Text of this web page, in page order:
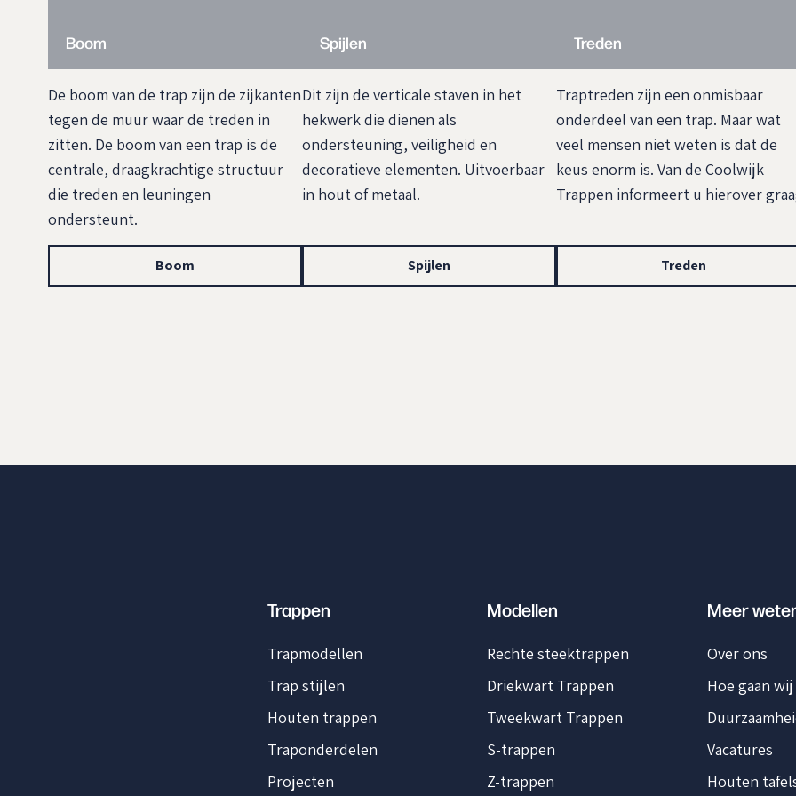
Boom
De boom van de trap zijn de zijkanten
tegen de muur waar de treden in
zitten. De boom van een trap is de
centrale, draagkrachtige structuur
die treden en leuningen
ondersteunt.
Boom
Spijlen
Dit zijn de verticale staven in het
hekwerk die dienen als
ondersteuning, veiligheid en
decoratieve elementen. Uitvoerbaar
in hout of metaal.
Spijlen
Treden
Traptreden zijn een onmisbaar
onderdeel van een trap. Maar wat
veel mensen niet weten is dat de
keus enorm is. Van de Coolwijk
Trappen informeert u hierover
Treden
Trappen
Trapmodellen
Trap stijlen
Houten trappen
Traponderdelen
Projecten
Modellen
Rechte steektrappen
Driekwart Trappen
Tweekwart Trappen
S-trappen
Z-trappen
Meer
Over ons
Hoe gaan
Vacatures
Houten